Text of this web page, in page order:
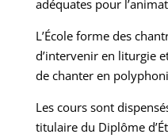
adéquates pour
L’École forme des
d’intervenir en liturgie
de chanter en
Les cours sont
titulaire du Diplôme